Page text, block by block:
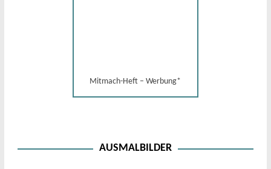
Mitmach-Heft – Werbung*
AUSMALBILDER